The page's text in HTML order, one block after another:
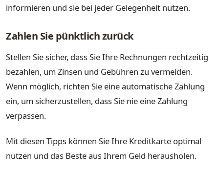
informieren und sie bei jeder Gelegenheit nutzen.
Zahlen Sie pünktlich zurück
Stellen Sie sicher, dass Sie Ihre Rechnungen rechtzeitig
bezahlen, um Zinsen und Gebühren zu vermeiden.
Wenn möglich, richten Sie eine automatische Zahlung
ein, um sicherzustellen, dass Sie nie eine Zahlung
verpassen.
Mit diesen Tipps können Sie Ihre Kreditkarte optimal
nutzen und das Beste aus Ihrem Geld herausholen.